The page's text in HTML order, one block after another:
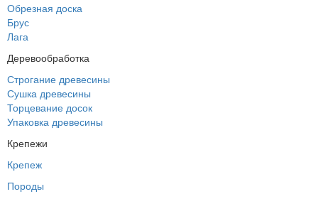
Обрезная доска
Брус
Лага
Деревообработка
Строгание древесины
Сушка древесины
Торцевание досок
Упаковка древесины
Крепежи
Крепеж
Породы